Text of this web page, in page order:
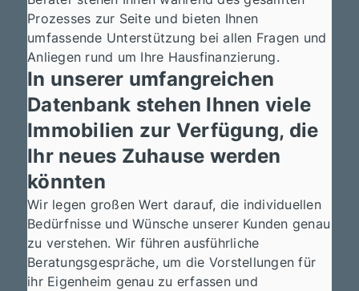
Prozesses zur Seite und bieten Ihnen
umfassende Unterstützung bei allen Fragen und
Anliegen rund um Ihre Hausfinanzierung.
In unserer umfangreichen
Datenbank stehen Ihnen viele
Immobilien zur Verfügung, die
Ihr neues Zuhause werden
könnten
Wir legen großen Wert darauf, die individuellen
Bedürfnisse und Wünsche unserer Kunden genau
zu verstehen. Wir führen ausführliche
Beratungsgespräche, um die Vorstellungen für
ihr Eigenheim genau zu erfassen und